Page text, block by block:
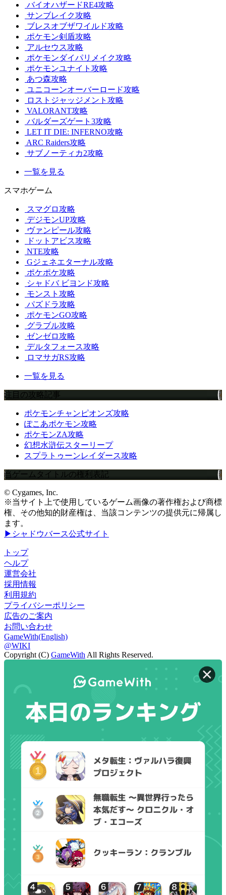
バイオハザードRE4攻略
サンブレイク攻略
ブレスオブザワイルド攻略
ポケモン剣盾攻略
アルセウス攻略
ポケモンダイパリメイク攻略
ポケモンユナイト攻略
あつ森攻略
ユニコーンオーバーロード攻略
ロストジャッジメント攻略
VALORANT攻略
バルダーズゲート3攻略
LET IT DIE: INFERNO攻略
ARC Raiders攻略
サブノーティカ2攻略
一覧を見る
スマホゲーム
スマグロ攻略
デジモンUP攻略
ヴァンピール攻略
ドットアビス攻略
NTE攻略
Gジェネエターナル攻略
ポケポケ攻略
シャドバ ビヨンド攻略
モンスト攻略
パズドラ攻略
ポケモンGO攻略
グラブル攻略
ゼンゼロ攻略
デルタフォース攻略
ロマサガRS攻略
一覧を見る
注目の攻略記事
ポケモンチャンピオンズ攻略
ぽこあポケモン攻略
ポケモンZA攻略
幻想水滸伝スターリープ
スプラトゥーンレイダース攻略
当ゲームタイトルの権利表記
© Cygames, Inc.
※当サイト上で使用しているゲーム画像の著作権および商標
権、その他知的財産権は、当該コンテンツの提供元に帰属し
ます。
▶シャドウバース公式サイト
トップ
ヘルプ
運営会社
採用情報
利用規約
プライバシーポリシー
広告のご案内
お問い合わせ
GameWith(English)
@WIKI
Copyright (C) GameWith All Rights Reserved.